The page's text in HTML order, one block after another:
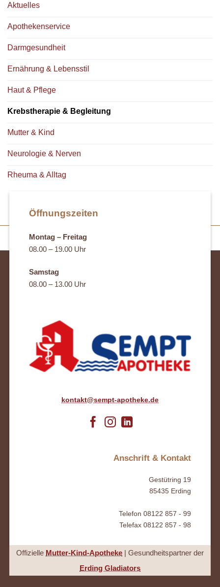
Aktuelles
Apothekenservice
Darmgesundheit
Ernährung & Lebensstil
Haut & Pflege
Krebstherapie & Begleitung
Mutter & Kind
Neurologie & Nerven
Rheuma & Alltag
Öffnungszeiten
Montag – Freitag
08.00 – 19.00 Uhr
Samstag
08.00 – 13.00 Uhr
kontakt@sempt-apotheke.de
Anschrift & Kontakt
Gestütring 19
85435 Erding
Telefon 08122 857 - 99
Telefax 08122 857 - 98
Offizielle Mutter-Kind-Apotheke | Gesundheitspartner der
Erding Gladiators